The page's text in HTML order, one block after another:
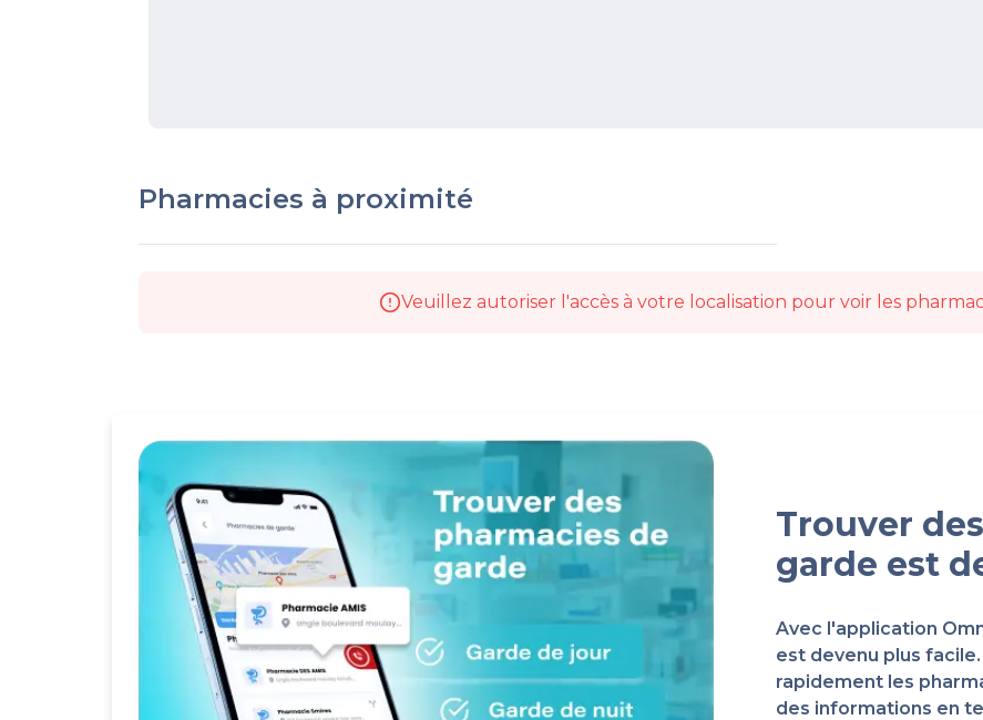
Pharmacies à proximité
Veuillez autoriser l'accès à votre localisation pour voir les
Trouver
garde est
Avec l'application
est devenu plus
rapidement les
des informations en